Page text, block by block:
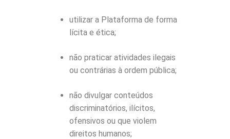
utilizar a Plataforma de forma
lícita e ética;
não praticar atividades ilegais
ou contrárias à ordem pública;
não divulgar conteúdos
discriminatórios, ilícitos,
ofensivos ou que violem
direitos humanos;